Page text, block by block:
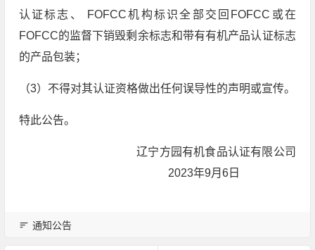
认证标志、 FOFCC机构标识全部交回FOFCC或在
FOFCC的监督下销毁剩余标志和带有有机产品认证标志
的产品包装；
（3）不得对其认证资格做出任何误导性的声明或宣传。
特此公告。
辽宁方园有机食品认证有限公司
2023年9月6日
通知公告